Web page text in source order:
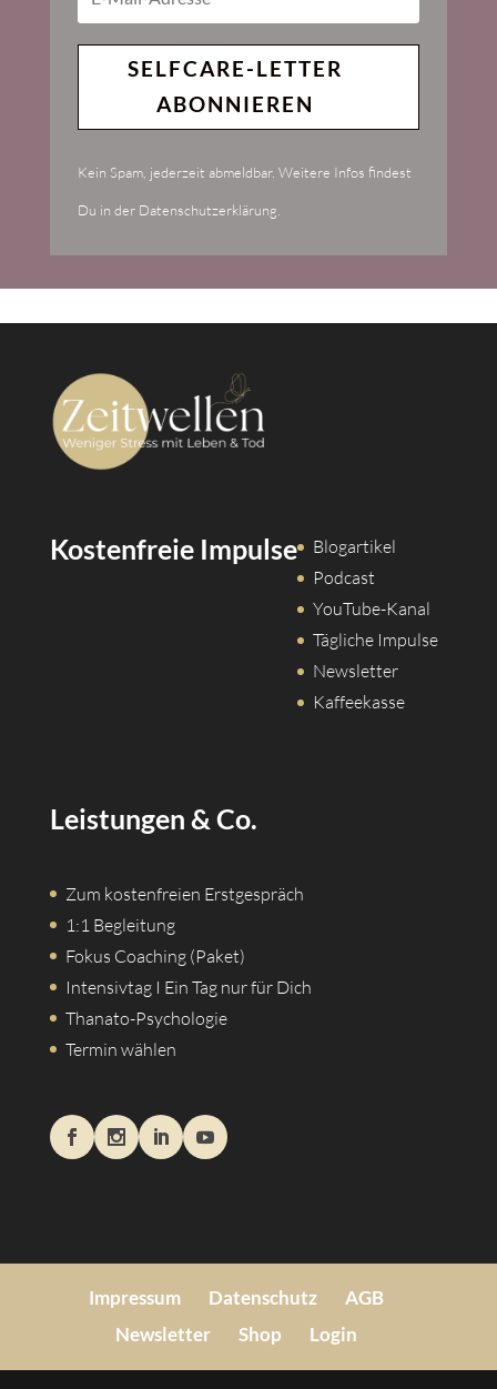
SELFCARE-LETTER
ABONNIEREN
Kein Spam, jederzeit abmeldbar. Weitere Infos findest
Du in der Datenschutzerklärung.
Kostenfreie Impulse
Blogartikel
Podcast
YouTube-Kanal
Tägliche Impulse
Newsletter
Kaffeekasse
Leistungen & Co.
Zum kostenfreien Erstgespräch
1:1 Begleitung
Fokus Coaching (Paket)
Intensivtag I Ein Tag nur für Dich
Thanato-Psychologie
Termin wählen
Impressum Datenschutz
AGB
Newsletter
Shop Login